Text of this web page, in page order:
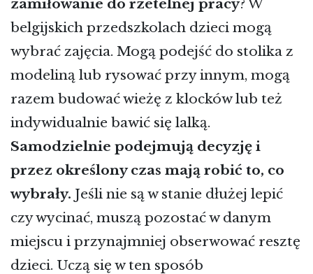
zamiłowanie do rzetelnej pracy? W
belgijskich przedszkolach dzieci mogą
wybrać zajęcia. Mogą podejść do stolika z
modeliną lub rysować przy innym, mogą
razem budować wieżę z klocków lub też
indywidualnie bawić się lalką.
Samodzielnie podejmują decyzję i
przez określony czas mają robić to, co
wybrały. Jeśli nie są w stanie dłużej lepić
czy wycinać, muszą pozostać w danym
miejscu i przynajmniej obserwować resztę
dzieci. Uczą się w ten sposób